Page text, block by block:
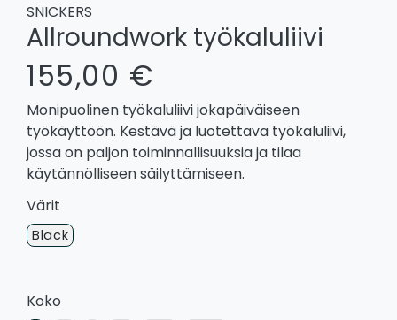
SNICKERS
Allroundwork työkaluliivi
155,00 €
Monipuolinen työkaluliivi jokapäiväiseen
työkäyttöön. Kestävä ja luotettava työkaluliivi,
jossa on paljon toiminnallisuuksia ja tilaa
käytännölliseen säilyttämiseen.
Värit
Black
Koko